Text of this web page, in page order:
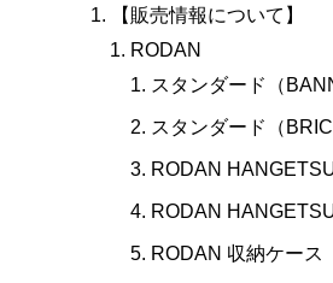
【販売情報について】
RODAN
スタンダード（
スタンダード（
RODAN
RODAN
RODAN 収納ケース